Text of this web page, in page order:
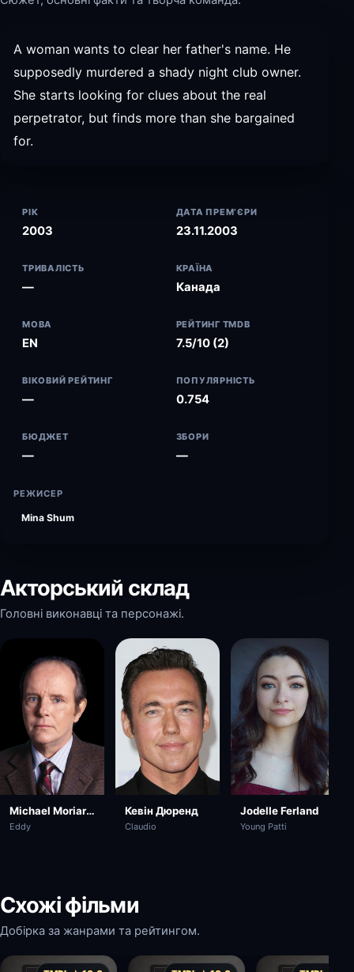
A woman wants to clear her father's name. He
supposedly murdered a shady night club owner.
She starts looking for clues about the real
perpetrator, but finds more than she bargained
for.
РІК
2003
ДАТА ПРЕМ’ЄРИ
23.11.2003
ТРИВАЛІСТЬ
—
КРАЇНА
Канада
МОВА
EN
РЕЙТИНГ TMDB
7.5/10 (2)
ВІКОВИЙ РЕЙТИНГ
—
ПОПУЛЯРНІСТЬ
0.754
БЮДЖЕТ
—
ЗБОРИ
—
РЕЖИСЕР
Mina Shum
Акторський склад
Головні виконавці та персонажі.
Michael Moriarty
Eddy
Кевін Дюренд
Claudio
Jodelle Ferland
Young Patti
Схожі фільми
Добірка за жанрами та рейтингом.